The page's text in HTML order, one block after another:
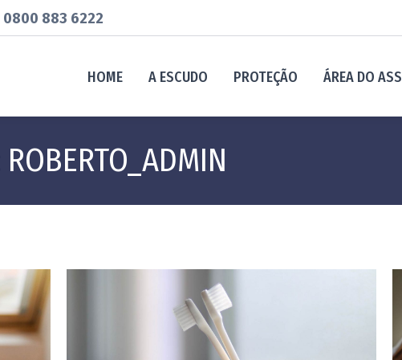
0800 883 6222
HOME A ESCUDO PROTEÇÃO ÁREA DO
ROBERTO_ADMIN